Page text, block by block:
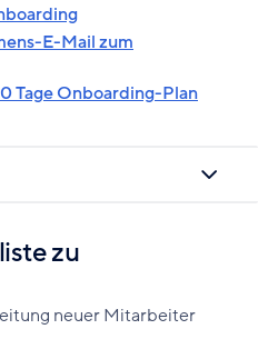
E-Mail zum
Tage Onboarding-Plan
zu